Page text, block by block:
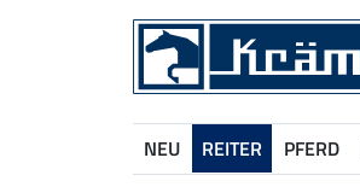
NEU REITER PFERD